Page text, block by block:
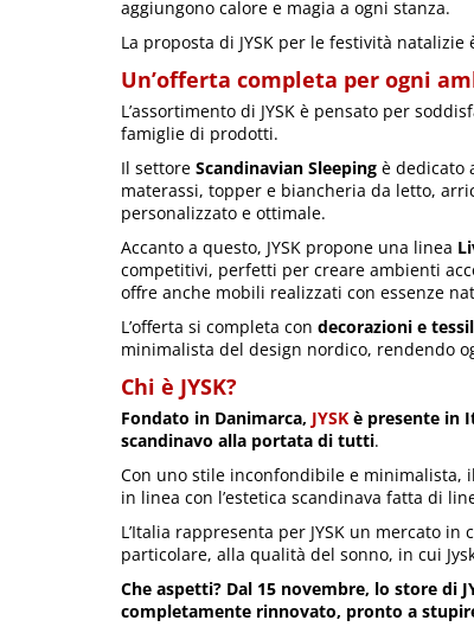
aggiungono calore e magia a ogni stanza.
La proposta di JYSK per le festività
Un’offerta completa per ogni
L’assortimento di JYSK è pensato per
famiglie di prodotti.
Il settore Scandinavian Sleeping è dedicato
materassi, topper e biancheria da letto,
personalizzato e ottimale.
Accanto a questo, JYSK propone una linea
competitivi, perfetti per creare ambienti
offre anche mobili realizzati con essenze
L’offerta si completa con decorazioni e
minimalista del design nordico, rendendo
Chi è JYSK?
Fondato in Danimarca, JYSK è presente in
scandinavo alla portata di tutti.
Con uno stile inconfondibile e minimalista,
in linea con l’estetica scandinava fatta di
L’Italia rappresenta per JYSK un mercato
particolare, alla qualità del sonno, in cui
Che aspetti? Dal 15 novembre, lo store di
completamente rinnovato, pronto a